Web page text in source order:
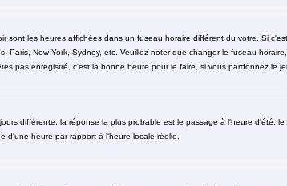
sont les heures affichées dans un fuseau horaire différent du votre. Si
Paris, New York, Sydney, etc. Veuillez noter que changer le fuseau
pas enregistré, c'est la bonne heure pour le faire, si vous pardonnez le
différente, la réponse la plus probable est le passage à l'heure d'été.
d'une heure par rapport à l'heure locale réelle.